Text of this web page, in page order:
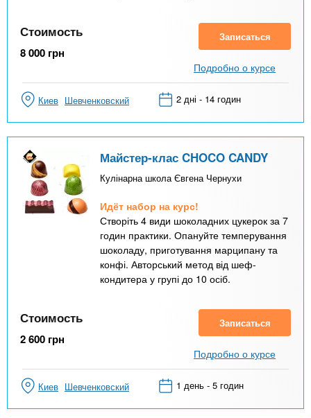
Стоимость
8 000 грн
Записаться
Подробно о курсе
Киев Шевченковский 2 дні - 14 годин
Майстер-клас CHOCO CANDY
Кулінарна школа Євгена Чернухи
Идёт набор на курс!
Створіть 4 види шоколадних цукерок за 7
годин практики. Опануйте темперування
шоколаду, приготування марципану та
конфі. Авторський метод від шеф-
кондитера у групі до 10 осіб.
Стоимость
2 600 грн
Записаться
Подробно о курсе
Киев Шевченковский 1 день - 5 годин